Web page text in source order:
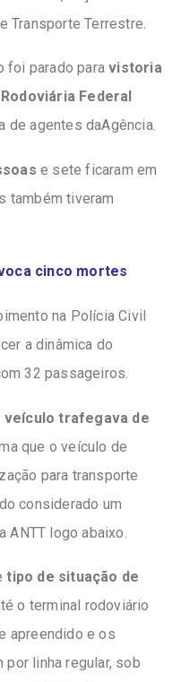
Transporte Terrestre.
foi parado paravistoria
Federal
agentes daAgência.
e sete ficaram em
também tiveram
cinco mortes
na Polícia Civil
a dinâmica do
32 passageiros.
veículo trafegava de
que o veículo de
para transporte
considerado um
ANTT logo abaixo.
tipo de situação de
o terminal rodoviário
apreendido e os
linha regular, sob